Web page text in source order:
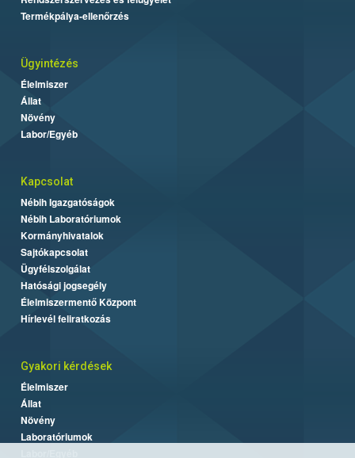
Termékpálya-ellenőrzés
Ügyintézés
Élelmiszer
Állat
Növény
Labor/Egyéb
Kapcsolat
Nébih Igazgatóságok
Nébih Laboratóriumok
Kormányhivatalok
Sajtókapcsolat
Ügyfélszolgálat
Hatósági jogsegély
Élelmiszermentő Központ
Hírlevél feliratkozás
Gyakori kérdések
Élelmiszer
Állat
Növény
Laboratóriumok